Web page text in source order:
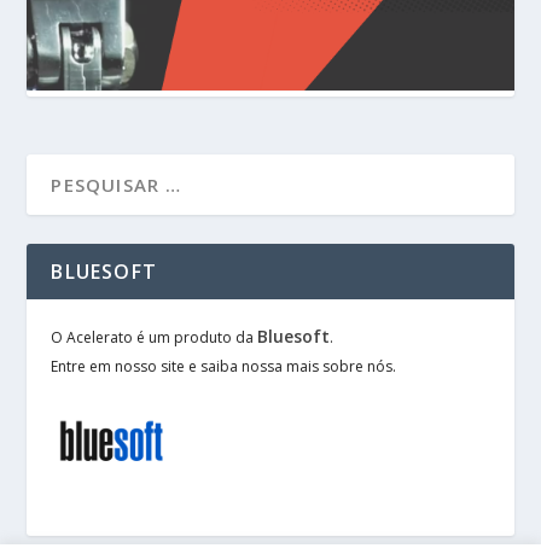
BLUESOFT
O Acelerato é um produto da Bluesoft.
Entre em nosso site e saiba nossa mais sobre nós.